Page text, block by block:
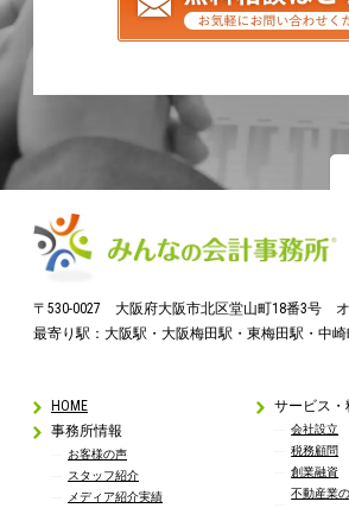
〒530-0027 大阪府大阪市北区堂山町18番3号
最寄り駅：大阪駅・大阪梅田駅・東梅田駅・中崎
HOME
事務所情報
お客様の声
スタッフ紹介
メディア紹介実績
サービス・
会社設立
税務顧問
創業融資
不動産業